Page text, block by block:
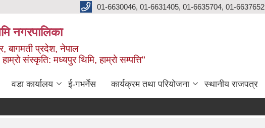
01-6630046, 01-6631405, 01-6635704, 01-6637652
नगरपालिका
बागमती प्रदेश, नेपाल
संस्कृति: मध्यपुर थिमि, हाम्रो सम्पत्ति"
वडा कार्यालय ई-गभर्नेस कार्यक्रम तथा परियोजना स्थानीय राजपत्र